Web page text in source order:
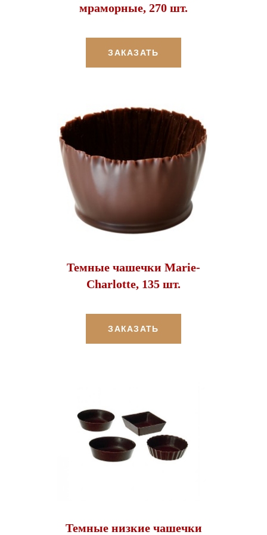
мраморные, 270 шт.
ЗАКАЗАТЬ
Темные чашечки Marie-
Charlotte, 135 шт.
ЗАКАЗАТЬ
Темные низкие чашечки